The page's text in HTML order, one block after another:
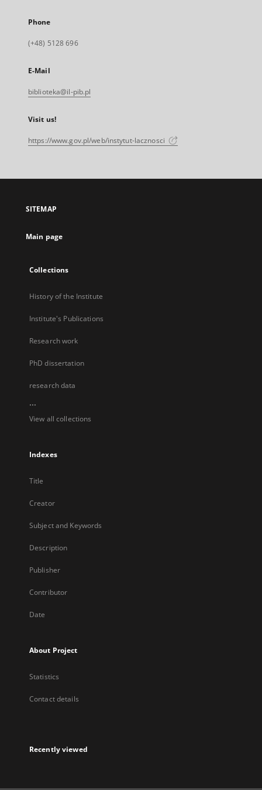
Phone
(+48) 5128 696
E-Mail
biblioteka@il-pib.pl
Visit us!
https://www.gov.pl/web/instytut-lacznosci
SITEMAP
Main page
Collections
History of the Institute
Institute's Publications
Research work
PhD dissertation
research data
...
View all collections
Indexes
Title
Creator
Subject and Keywords
Description
Publisher
Contributor
Date
About Project
Statistics
Contact details
Recently viewed